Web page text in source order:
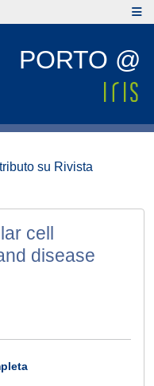
PORTO @
su Rivista
cell
disease